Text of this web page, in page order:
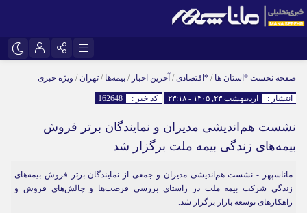
اینستاگرام تلگرام
سروش ایتا
آپارات رمز عبور
مرا به خاطر بسپار
صفحه نخست *استان ها / *اقتصادی/ آخرین اخبار / بیمه‌ها / تهران/ ویژه خبری
انتشار : اردیبهشت ۲۳, ۱۴۰۵ - ۲۳:۱۸ کد خبر : 162648
نشست هم‌اندیشی مدیران و نمایندگان برتر فروش
بیمه‌های زندگی بیمه ملت برگزار شد
ماناسپهر - نشست هم‌اندیشی مدیران و جمعی از نمایندگان برتر فروش بیمه‌های
زندگی شرکت بیمه ملت در راستای بررسی فرصت‌ها و چالش‌های فروش و
راهکارهای توسعه بازار برگزار شد.